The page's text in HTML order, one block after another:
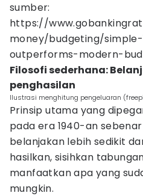
sumber:
https://
money/budgeting/
outperforms-modern-
Filosofi sederhana:
penghasilan
Ilustrasi menghitung pengeluaran
Prinsip utama yang
pada era 1940-an
belanjakan lebih sedikit
hasilkan, sisihkan
manfaatkan apa yang
mungkin.